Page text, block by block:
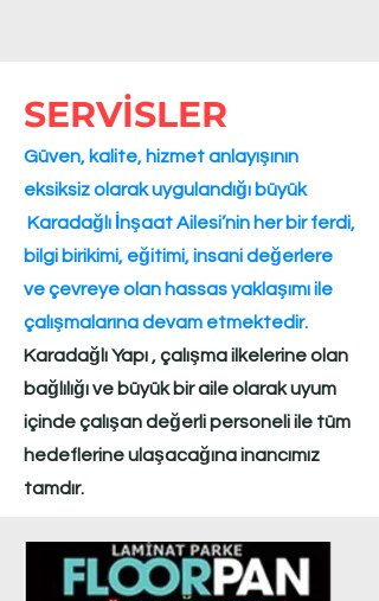
1) Overlay tabakasılaminat parkenin
kullanım yerinde karşılaşacağı mekanik
tesirlere karşı zırh görevi yapan şeffaf
2) Dekoratif kağıt tabakası ise yüzeyinde
değişik ağaç desenleri baskılı, laminat
parke ürününe doğal ahşap hissini veren
3) Taşıyıcı levha, HDF ( Yüksek yoğunlukta
lif levha )
4) Balans tabakası, HDF levhasının
formunu dengeleyen ve aynı zamanda
zeminden gelen nem ve rutubet tesirine
karşı ürünü koruyan kağıt tabakasıdır.
SERVİSLER
Güven, kalite, hizmet anlayışının
eksiksiz olarak uygulandığı büyük
Karadağlı İnşaat Ailesi’nin her bir ferdi,
bilgi birikimi, eğitimi, insani değerlere
ve çevreye olan hassas yaklaşımı ile
çalışmalarına devam etmektedir.​​​
Karadağlı Yapı , çalışma ilkelerine olan
bağlılığı ve büyük bir aile olarak uyum
içinde çalışan değerli personeli ile tüm
hedeflerine ulaşacağına inancımız
tamdır.​